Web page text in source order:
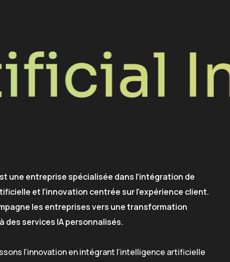
une entreprise spécialisée dans l’intégration de
et l’innovation centrée sur l’expérience client.
les entreprises vers une transformation
des services IA personnalisés.
l’innovation en intégrant l’intelligence artificielle